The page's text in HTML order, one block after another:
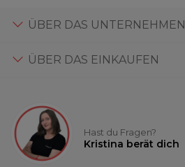
ÜBER DAS UNTERNEHMEN
ÜBER DAS EINKAUFEN
Hast du Fragen?
Kristina berät dich